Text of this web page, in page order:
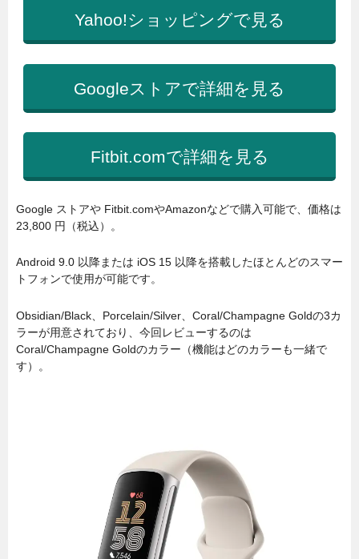
Yahoo!ショッピングで見る
Googleストアで詳細を見る
Fitbit.comで詳細を見る
Google ストアや Fitbit.comやAmazonなどで購入可能で、価格は
23,800 円（税込）。
Android 9.0 以降または iOS 15 以降を搭載したほとんどのスマー
トフォンで使用が可能です。
Obsidian/Black、Porcelain/Silver、Coral/Champagne Goldの3カ
ラーが用意されており、今回レビューするのは
Coral/Champagne Goldのカラー（機能はどのカラーも一緒で
す）。